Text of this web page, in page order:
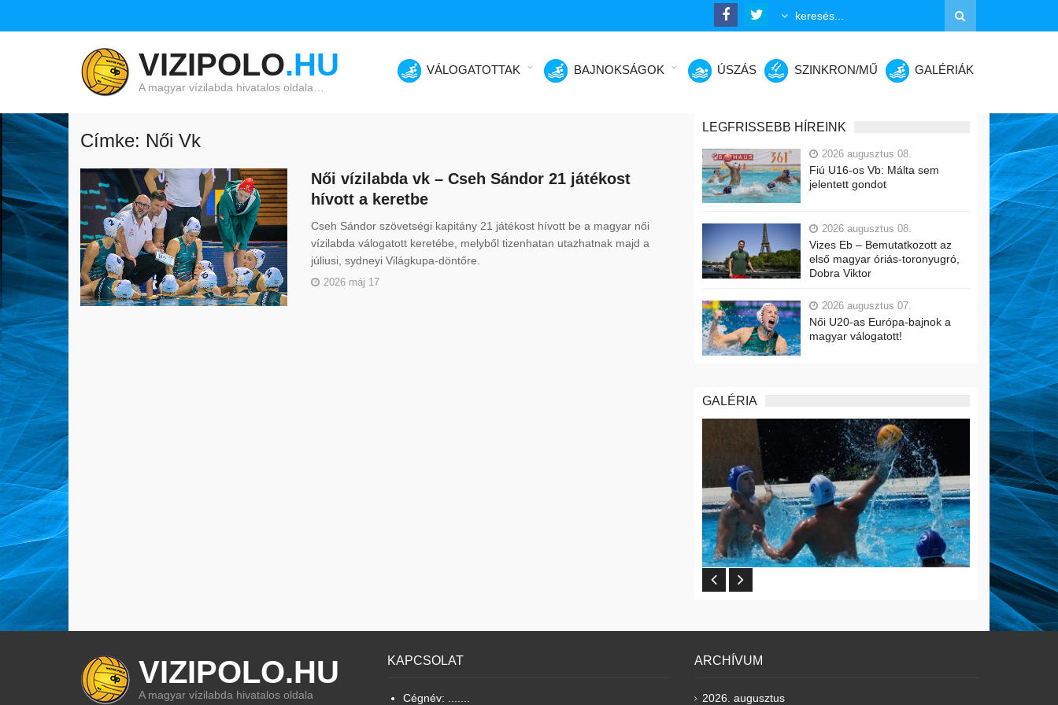
VIZIPOLO.HU
A magyar vízilabda hivatalos oldala…
VÁLOGATOTTAK BAJNOKSÁGOK ÚSZÁS SZINKRON/MŰ GALÉRIÁK
Címke: Női Vk
Női vízilabda vk – Cseh Sándor 21 játékost
hívott a keretbe
Cseh Sándor szövetségi kapitány 21 játékost hívott be a magyar női
vízilabda válogatott keretébe, melyből tizenhatan utazhatnak majd a
júliusi, sydneyi Világkupa-döntőre.
2026 máj 17
LEGFRISSEBB HÍREINK
2026 augusztus 08.
Fiú U16-os Vb: Málta sem
jelentett gondot
2026 augusztus 08.
Vizes Eb – Bemutatkozott az
első magyar óriás-toronyugró,
Dobra Viktor
2026 augusztus 07.
Női U20-as Európa-bajnok a
magyar válogatott!
GALÉRIA
VIZIPOLO.HU
A magyar vízilabda hivatalos oldala
KAPCSOLAT
Cégnév: .......
ARCHÍVUM
2026. augusztus